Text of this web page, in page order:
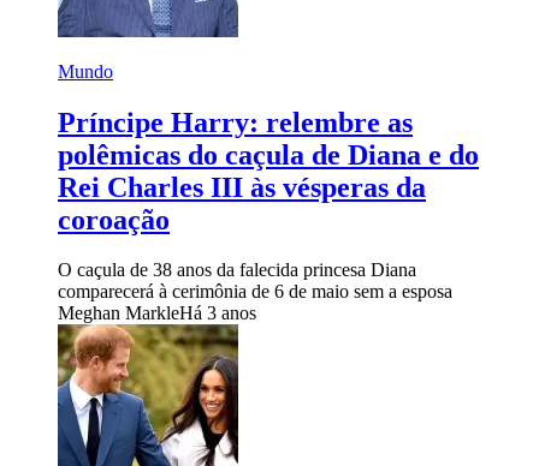
Mundo
Príncipe Harry: relembre as
polêmicas do caçula de Diana e do
Rei Charles III às vésperas da
coroação
O caçula de 38 anos da falecida princesa Diana
comparecerá à cerimônia de 6 de maio sem a esposa
Meghan MarkleHá 3 anos